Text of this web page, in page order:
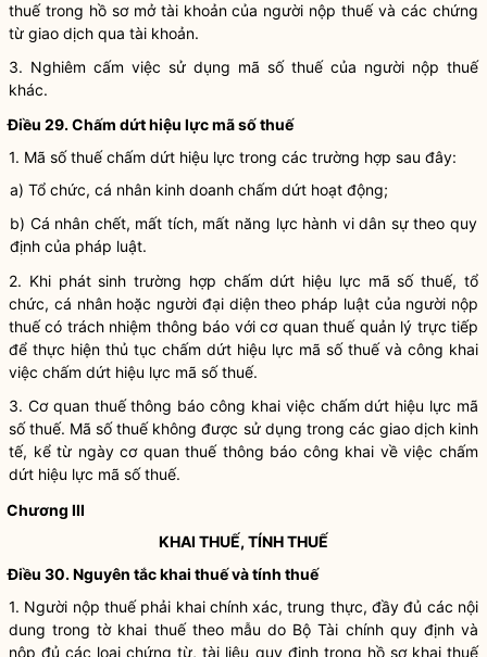
thuếtrong hồ sơ mở tài khoản của người nộp thuếvà các chứng
từ giao dịch qua tài khoản.
3. Nghiêm cấm việc sử dụng mã số thuế của người nộp thuế
khác.
Điều 29. Chấm dứt hiệu lựcmã số thuế
1. Mã số thuếchấm dứt hiệu lực trong các trường hợp sau đây:
a) Tổ chức, cá nhân kinh doanh chấm dứt hoạt động;
b) Cá nhân chết, mất tích, mất năng lực hành vi dân sựtheo quy
định của pháp luật.
2. Khi phát sinh trường hợp chấm dứt hiệu lực mã số thuế, tổ
chức, cá nhân hoặc người đại diện theo pháp luậtcủa người nộp
thuếcó trách nhiệm thông báo với cơ quan thuế quản lý trực tiếp
để thực hiện thủ tục chấm dứt hiệu lực mã số thuếvà công khai
việc chấm dứt hiệu lực mã số thuế.
3. Cơ quan thuế thông báo công khai việc chấm dứt hiệu lực mã
số thuế. Mã số thuếkhông được sử dụng trong các giao dịch kinh
tế, kể từ ngày cơ quan thuế thông báo công khai về việc chấm
dứt hiệu lực mã số thuế.
Chương III
KHAI THUẾ, TÍNH THUẾ
Điều 30. Nguyên tắc khai thuế và tính thuế
1. Người nộp thuếphải khai chính xác, trung thực, đầy đủ các nội
dung trongtờ khai thuếtheo mẫu do Bộ Tài chính quy định và
nộp đủ các loại chứng từ, tài liệu quy định trong hồ sơ khai thuế